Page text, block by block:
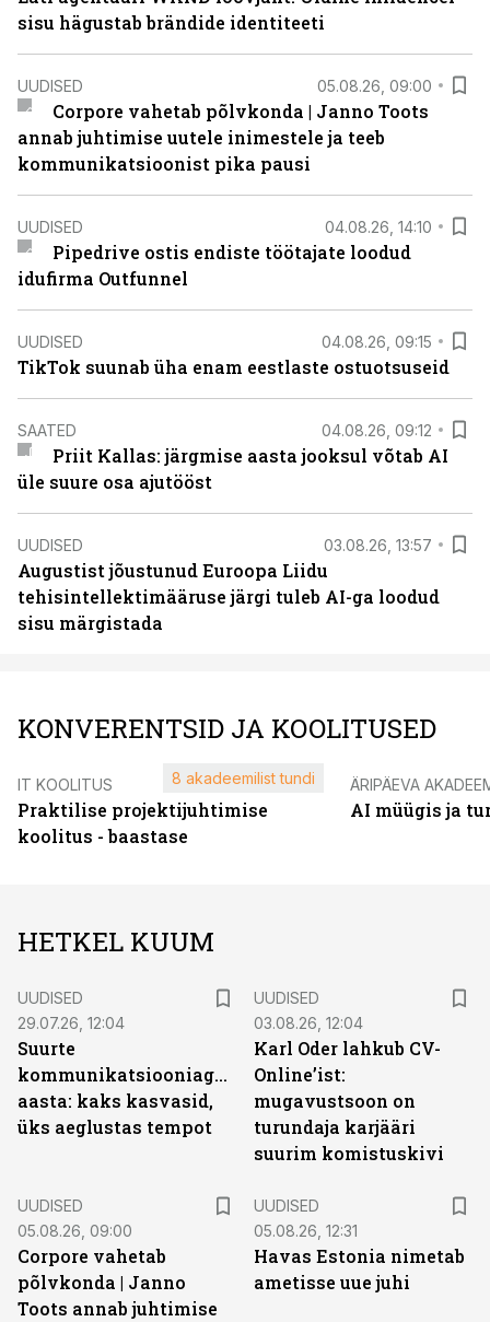
sisu hägustab brändide identiteeti
UUDISED 05.08.26, 09:00
Corpore vahetab põlvkonda | Janno Toots
annab juhtimise uutele inimestele ja teeb
kommunikatsioonist pika pausi
UUDISED 04.08.26, 14:10
Pipedrive ostis endiste töötajate loodud
idufirma Outfunnel
UUDISED 04.08.26, 09:15
TikTok suunab üha enam eestlaste ostuotsuseid
SAATED 04.08.26, 09:12
Priit Kallas: järgmise aasta jooksul võtab AI
üle suure osa ajutööst
UUDISED 03.08.26, 13:57
Augustist jõustunud Euroopa Liidu
tehisintellektimääruse järgi tuleb AI-ga loodud
sisu märgistada
KONVERENTSID JA KOOLITUSED
IT KOOLITUS
Praktilise projektijuhtimise
koolitus - baastase
8 akadeemilist tundi ÄRIPÄEVA
AI müügis ja
HETKEL KUUM
UUDISED
29.07.26, 12:04
Suurte
kommunikatsiooniagentuuride
aasta: kaks kasvasid,
üks aeglustas tempot
UUDISED
03.08.26, 12:04
Karl Oder lahkub CV-
Online’ist:
mugavustsoon on
turundaja karjääri
suurim komistuskivi
UUDISED
05.08.26, 09:00
Corpore vahetab
põlvkonda | Janno
Toots annab juhtimise
UUDISED
05.08.26, 12:31
Havas Estonia nimetab
ametisse uue juhi